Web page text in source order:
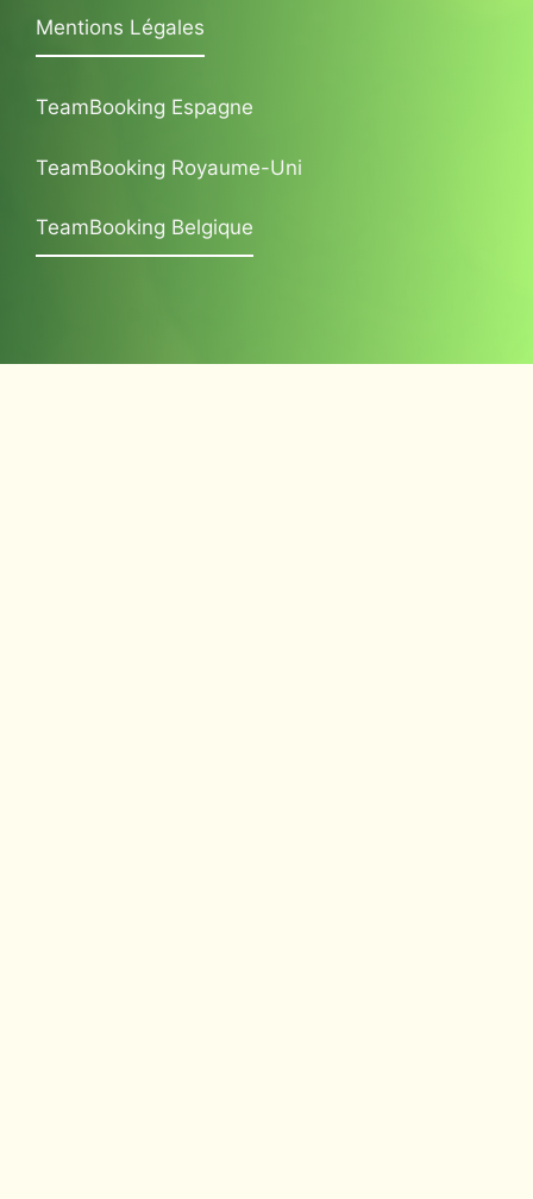
Mentions Légales
TeamBooking Espagne
TeamBooking Royaume-Uni
TeamBooking Belgique